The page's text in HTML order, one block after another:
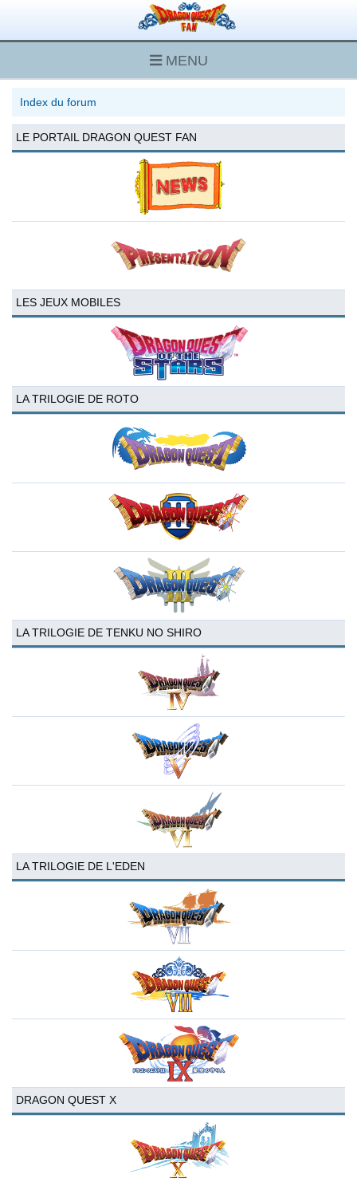
MENU
Index du forum
LE PORTAIL DRAGON QUEST FAN
LES JEUX MOBILES
LA TRILOGIE DE ROTO
LA TRILOGIE DE TENKU NO SHIRO
LA TRILOGIE DE L'EDEN
DRAGON QUEST X